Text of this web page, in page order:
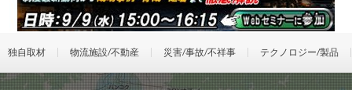
独自取材 物流施設/不動産 災害/事故/不祥事 テクノロジー/製品